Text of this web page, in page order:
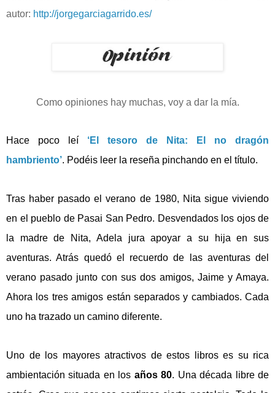
autor: http://jorgegarciagarrido.es/
Como opiniones hay muchas, voy a dar la mía.
Hace poco leí ‘El tesoro de Nita: El no dragón
hambriento’. Podéis leer la reseña pinchando en el título.
Tras haber pasado el verano de 1980, Nita sigue viviendo
en el pueblo de Pasai San Pedro. Desvendados los ojos de
la madre de Nita, Adela jura apoyar a su hija en sus
aventuras. Atrás quedó el recuerdo de las aventuras del
verano pasado junto con sus dos amigos, Jaime y Amaya.
Ahora los tres amigos están separados y cambiados. Cada
uno ha trazado un camino diferente.
Uno de los mayores atractivos de estos libros es su rica
ambientación situada en los años 80. Una década libre de